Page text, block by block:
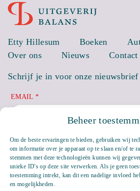
Beheer
Om de beste ervaringen te bieden, gebruiken wij
om informatie over je apparaat op te slaan en/of te
stemmen met deze technologieën kunnen wij
unieke ID's op deze site verwerken. Als je geen
toestemming intrekt, kan dit een nadelige invloed
en mogelijkheden.
Etty Hillesum Boeken
Over ons
Nieuws Contact
Schrijf je in voor onze nieuwsbrief
EMAIL *